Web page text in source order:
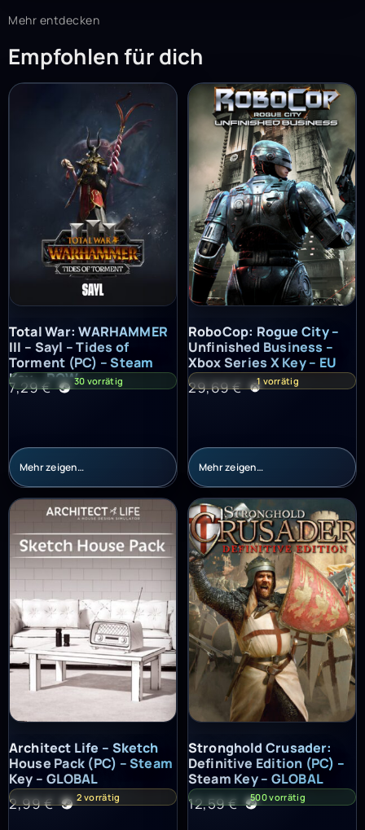
Mehr entdecken
Empfohlen für dich
Total War: WARHAMMER III – Sayl – Tides of Torment (PC) –
Total War: WARHAMMER
III – Sayl – Tides of
Torment (PC) – Steam
Key – ROW
7,29€ 30 vorrätig
Mehr zeigen…
RoboCop: Rogue City –
RoboCop: Rogue City –
Unfinished Business –
Xbox Series X Key – EU
29,69€ 1 vorrätig
Mehr zeigen…
Architect Life – Sketch House Pack (PC) – Steam Key – GLOBAL
Architect Life – Sketch
House Pack (PC) – Steam
Key – GLOBAL
2,99€ 2 vorrätig
Stronghold Crusader: Definitive
Stronghold Crusader:
Definitive Edition (PC) –
Steam Key – GLOBAL
12,59€ 500 vorrätig